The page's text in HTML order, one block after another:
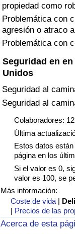
propiedad como
Problemática con
agresión o atraco
Problemática con
Seguridad en
Unidos
Seguridad al
Seguridad al
Colaboradores: 12
Última
Estos datos
página en los
Si el valor es 0,
valor es 100, se
Más información:
Coste de vida |
| Precios de las
Acerca de esta
Tráfico
Índice de Tráfico
Índice de Tráfico
Índice de